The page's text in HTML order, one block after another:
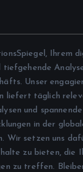
Ihrem
Unser
liefert täglich
und
in der
Wir setzen uns
zu bieten, die
zu treffen.